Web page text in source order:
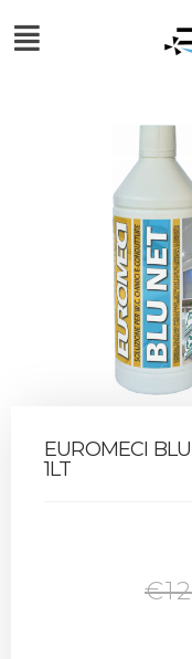
EUROMECI
1LT
€